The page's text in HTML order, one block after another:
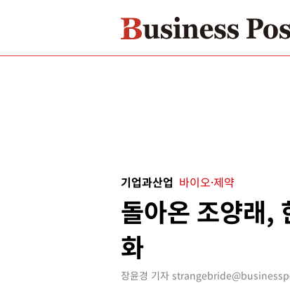
기업과산업 바이오·제약
돌아온 조양래,
화
장윤경 기자